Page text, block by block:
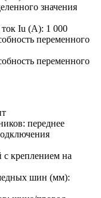
значения
Iu (А): 1 000
переменного
переменного
переднее
креплением на
шин (мм):